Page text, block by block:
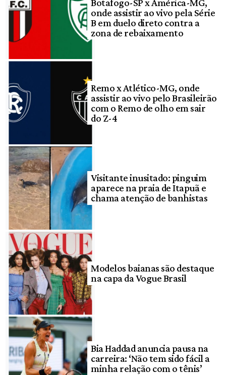
Botafogo-SP x América-MG,
onde assistir ao vivo pela Série
B em duelo direto contra a
zona de rebaixamento
Remo x Atlético-MG, onde
assistir ao vivo pelo Brasileirão
com o Remo de olho em sair
do Z-4
Visitante inusitado: pinguim
aparece na praia de Itapuã e
chama atenção de banhistas
Modelos baianas são destaque
na capa da Vogue Brasil
Bia Haddad anuncia pausa na
carreira: ‘Não tem sido fácil a
minha relação com o tênis’